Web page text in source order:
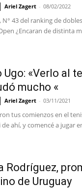
Ariel Zagert - 08/02/2022
N° 43 del ranking de
¿Encaran de distinta
Ugo: «Verlo al
mucho «
Ariel Zagert - 03/11/2021
tus comienzos en el
ahí, y comencé a jugar
Rodríguez,
de Uruguay